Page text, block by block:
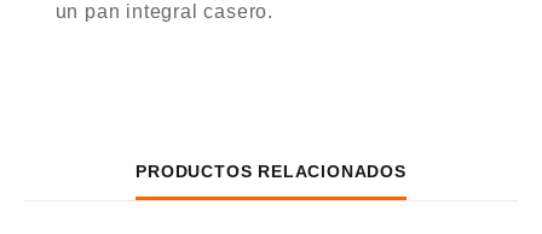
un pan integral casero.
PRODUCTOS RELACIONADOS